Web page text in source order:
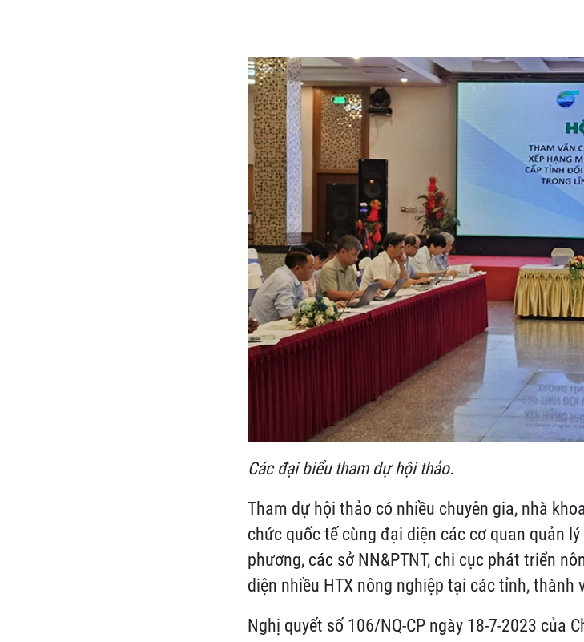
Các đại biểu tham dự hội thảo.
Tham dự hội thảo có nhiều chuyên gia, nhà
chức quốc tế cùng đại diện các cơ quan quản
phương, các sở NN&PTNT, chi cục phát triển
diện nhiều HTX nông nghiệp tại các tỉnh, thành
Nghị quyết số 106/NQ-CP ngày 18-7-2023 của